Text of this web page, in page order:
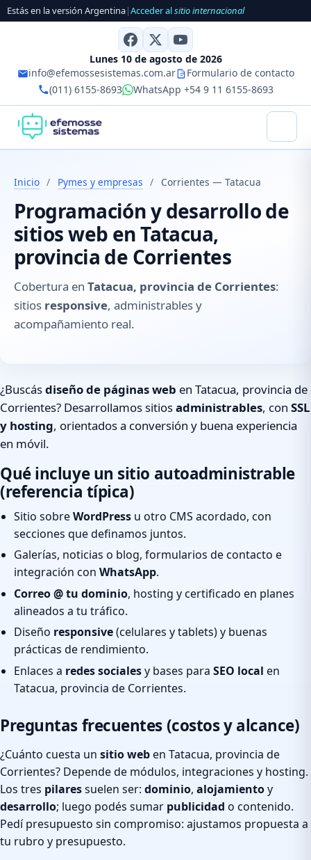
Estás en la versión Argentina|Acceder alsitio internacional
Lunes 10 de agosto de 2026
info@efemossesistemas.com.ar
Formulario de contacto
(011) 6155-8693
WhatsApp +54 9 11 6155-8693
Inicio / Pymes y empresas / Corrientes — Tatacua
Programación y desarrollo de
sitios web en Tatacua,
provincia de Corrientes
Cobertura en Tatacua, provincia de Corrientes:
sitios responsive, administrables y
acompañamiento real.
¿Buscásdiseño de páginas web en Tatacua, provincia de
Corrientes? Desarrollamos sitiosadministrables, con SSL
y hosting, orientados a conversión y buena experiencia
en móvil.
Qué incluye un sitio autoadministrable
(referencia típica)
Sitio sobreWordPress u otro CMS acordado, con
secciones que definamos juntos.
Galerías, noticias o blog, formularios de contacto e
integración con WhatsApp.
Correo @ tu dominio, hosting y certificado en planes
alineados a tu tráfico.
Diseño responsive(celulares y tablets) y buenas
prácticas de rendimiento.
Enlaces a redes socialesy bases para SEO local en
Tatacua, provincia de Corrientes.
Preguntas frecuentes (costos y alcance)
¿Cuánto cuesta un sitio weben Tatacua, provincia de
Corrientes? Depende de módulos, integraciones y hosting.
Los tres pilaressuelen ser: dominio, alojamientoy
desarrollo; luego podés sumar publicidad o contenido.
Pedí presupuesto sin compromiso: ajustamos propuesta a
tu rubro y presupuesto.